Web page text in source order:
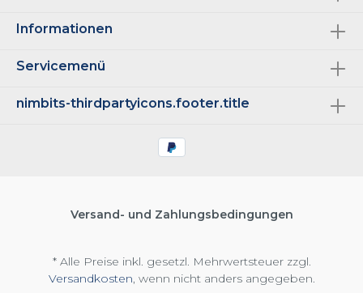
Informationen
Servicemenü
nimbits-thirdpartyicons.footer.title
Versand- und Zahlungsbedingungen
* Alle Preise inkl. gesetzl. Mehrwertsteuer zzgl.
Versandkosten , wenn nicht anders angegeben.